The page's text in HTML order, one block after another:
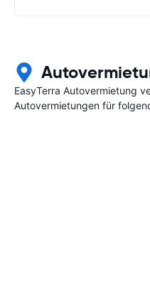
EasyTerra Autovermietung
Autovermietungen für